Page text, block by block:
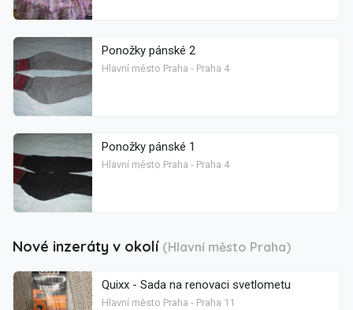
Ponožky pánské 2
Hlavní město Praha - Praha 4
Ponožky pánské 1
Hlavní město Praha - Praha 4
Nové inzeráty v okolí (Hlavní město Praha)
Quixx - Sada na renovaci svetlometu
Hlavní město Praha - Praha 11